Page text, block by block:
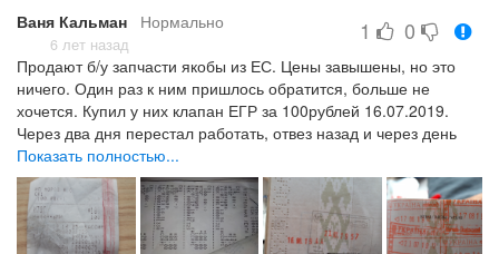
Ваня Кальман Нормально
6 лет назад 1 0
Продают б/у запчасти якобы из ЕС. Цены завышены, но это
ничего. Один раз к ним пришлось обратится, больше не
хочется. Купил у них клапан ЕГР за 100рублей 16.07.2019.
Через два дня перестал работать, отвез назад и через день
19.07.2019 мне его поменяли. А через неделю и тот перестал
работать, но я уже был за границей. Вернулся только через
три недели 17.08.2019(суббота). В понедельник 19.08.2019
обратился к ним и всё менять не захотели, сказали много
времени прошло. А то что я физически не мог его им
Показать полностью...